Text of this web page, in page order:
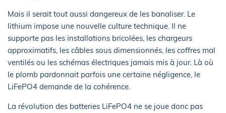
Mais il serait tout aussi dangereux de les banaliser. Le
lithium impose une nouvelle culture technique. Il ne
supporte pas les installations bricolées, les chargeurs
approximatifs, les câbles sous dimensionnés, les coffres mal
ventilés ou les schémas électriques jamais mis à jour. Là où
le plomb pardonnait parfois une certaine négligence, le
LiFePO4 demande de la cohérence.
La révolution des batteries LiFePO4 ne se joue donc pas